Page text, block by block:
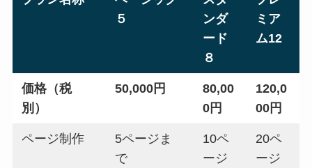
５
ンダ
ード
８
ミア
ム12
価格（税
別）
50,000円
80,00
0円
120,0
00円
ページ制作
5ページま
で
10ペ
ージ
20ペ
ージ